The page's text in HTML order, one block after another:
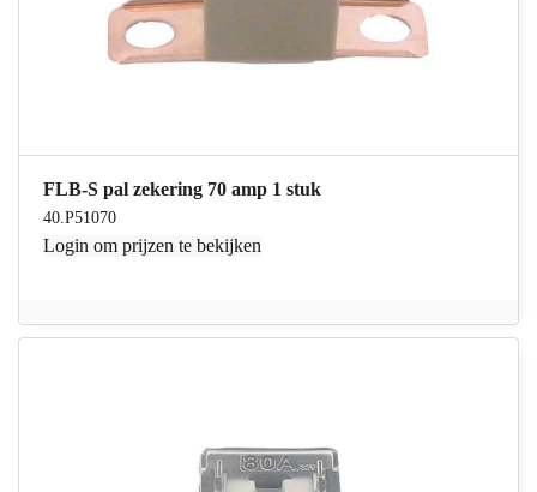
FLB-S pal zekering 70 amp 1 stuk
40.P51070
Login om prijzen te bekijken